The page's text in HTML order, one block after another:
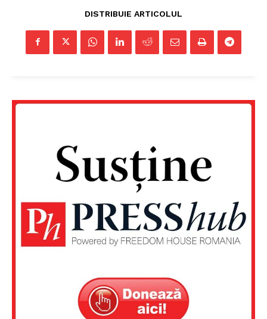
Un proiect
FREEDOM HOUSE ROMÂNIA
Despre noi / Echipa
Proiecte editoriale
DISTRIBUIE ARTICOLUL